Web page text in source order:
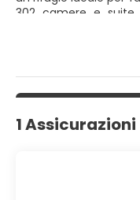
302 camere e
armonioso di relax
selezione di 10
bambini, il resort
esperienza,
Charmillion Aqua Park.
1 Assicurazioni